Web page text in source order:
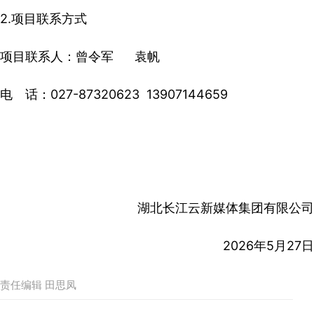
2.项目联系方式
项目联系人：曾令军 袁帆
电 话：027-87320623 13907144659
湖北长江云新媒体集团有限公司
2026年5月27日
责任编辑 田思凤